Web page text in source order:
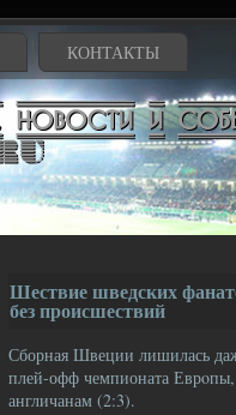
КОНТАКТЫ
Шествие шведских
без происшествий
Сборная Швеции лишилась
плей-офф чемпионата
англичанам (2:3).